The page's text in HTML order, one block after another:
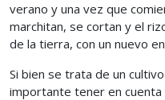
verano y una vez que
marchitan, se cortan y el
de la tierra, con un nuevo
Si bien se trata de un
importante tener en cuenta